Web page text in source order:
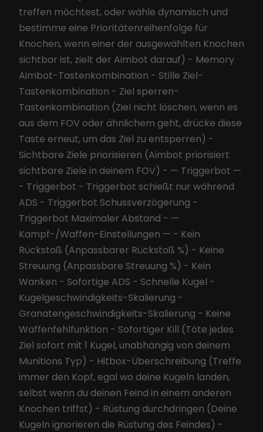
treffen möchtest, oder wähle dynamisch und
bestimme eine Prioritätenreihenfolge für
Knochen, wenn einer der ausgewählten Knochen
sichtbar ist, zielt der Aimbot darauf) - Memory
Aimbot-Tastenkombination - Stille Ziel-
Tastenkombination - Ziel sperren-
Tastenkombination (Ziel nicht löschen, wenn es
aus dem FOV oder ähnlichem geht, drücke diese
Taste erneut, um das Ziel zu entsperren) -
Sichtbare Ziele priorisieren (Aimbot priorisiert
sichtbare Ziele in deinem FOV) - — Triggerbot —
- Triggerbot - Triggerbot schießt nur während
ADS - Triggerbot Schussverzögerung -
Triggerbot Maximaler Abstand - —
Kampf-/Waffen-Einstellungen — - Kein
Rückstoß (Anpassbarer Rückstoß %) - Keine
Streuung (Anpassbare Streuung %) - Kein
Wanken - Sofortige ADS - Schnelle Kugel -
Kugelgeschwindigkeits-Skalierung -
Granatengeschwindigkeits-Skalierung - Keine
Waffenfehlfunktion - Sofortiger Kill (Töte jedes
Ziel sofort mit 1 Kugel, unabhängig von deinem
Munitions Typ) - Hitbox-Überschreibung (Treffe
immer den Kopf, egal wo deine Kugeln landen,
selbst wenn du deinen Feind in einem anderen
Knochen triffst) - Rüstung durchdringen (Deine
Kugeln ignorieren die Rüstung des Feindes) -